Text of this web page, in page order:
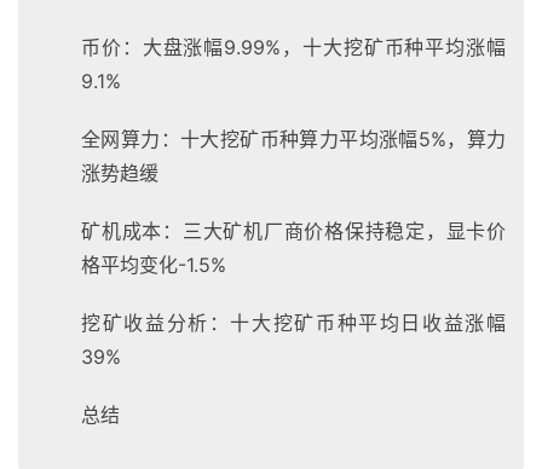
币价：大盘涨幅9.99%，十大挖矿币种平均涨幅
9.1%
全网算力：十大挖矿币种算力平均涨幅5%，算力
涨势趋缓
矿机成本：三大矿机厂商价格保持稳定，显卡价
格平均变化-1.5%
挖矿收益分析：十大挖矿币种平均日收益涨幅
39%
总结